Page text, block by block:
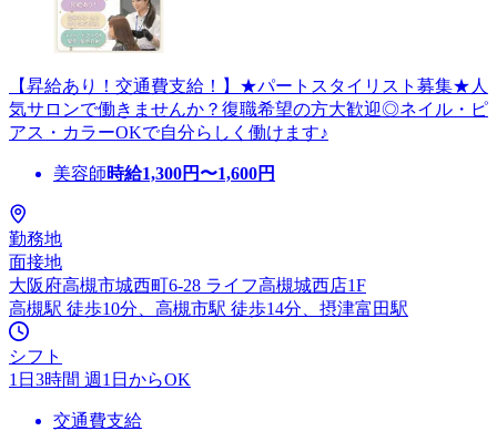
【昇給あり！交通費支給！】★パートスタイリスト募集★人
気サロンで働きませんか？復職希望の方大歓迎◎ネイル・ピ
アス・カラーOKで自分らしく働けます♪
美容師時給1,300円〜1,600円
勤務地
面接地
大阪府高槻市城西町6-28 ライフ高槻城西店1F
高槻駅 徒歩10分、高槻市駅 徒歩14分、摂津富田駅
シフト
1日3時間 週1日からOK
交通費支給